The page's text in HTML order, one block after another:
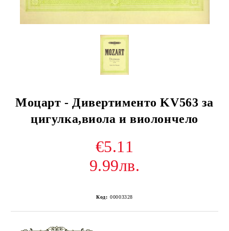
Моцарт - Дивертименто KV563 за
цигулка,виола и виолончело
€5.11
9.99лв.
Код: 00003328